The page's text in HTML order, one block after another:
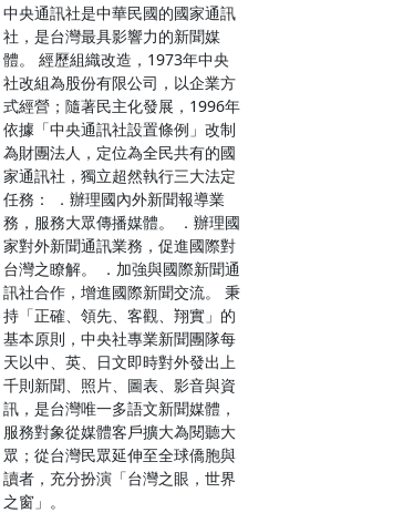
中央通訊社是中華民國的國家通訊
社，是台灣最具影響力的新聞媒
體。 經歷組織改造，1973年中央
社改組為股份有限公司，以企業方
式經營；隨著民主化發展，1996年
依據「中央通訊社設置條例」改制
為財團法人，定位為全民共有的國
家通訊社，獨立超然執行三大法定
任務： ．辦理國內外新聞報導業
務，服務大眾傳播媒體。 ．辦理國
家對外新聞通訊業務，促進國際對
台灣之瞭解。 ．加強與國際新聞通
訊社合作，增進國際新聞交流。 秉
持「正確、領先、客觀、翔實」的
基本原則，中央社專業新聞團隊每
天以中、英、日文即時對外發出上
千則新聞、照片、圖表、影音與資
訊，是台灣唯一多語文新聞媒體，
服務對象從媒體客戶擴大為閱聽大
眾；從台灣民眾延伸至全球僑胞與
讀者，充分扮演「台灣之眼，世界
之窗」。